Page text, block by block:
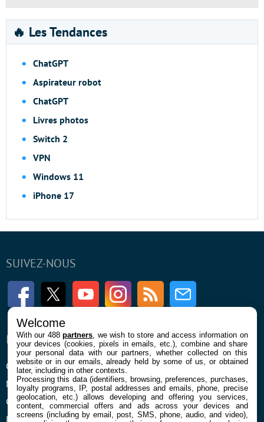
🔥 Les Tendances
ChatGPT
Aspirateur robot
ChatGPT
Livres photos
Switch 2
VPN
Windows 11
iPhone 17
SUIVEZ-NOUS
FacebookTwitter Youtube InstagramRSS Newsletter
ENTREPRISE
Qui sommes nous
Mentions légales et CGU
Confidentialité et Cookies
Préférences cookies
À PROPOS
La rédaction
Contact
Welcome
With our 488partners , we wish to store and access information on
your devices (cookies, pixels in emails, etc.), combine and share
your personal data with our partners, whether collected on this
website or in our emails, already held by some of us, or obtained
later, including in other contexts.
Processing this data (identifiers, browsing, preferences, purchases,
loyalty programs, IP, postal addresses and emails, phone, precise
geolocation, etc.) allows developing and offering you services,
content, commercial offers and ads across your devices and
screens (including by email, post, SMS, phone, audio, and video),